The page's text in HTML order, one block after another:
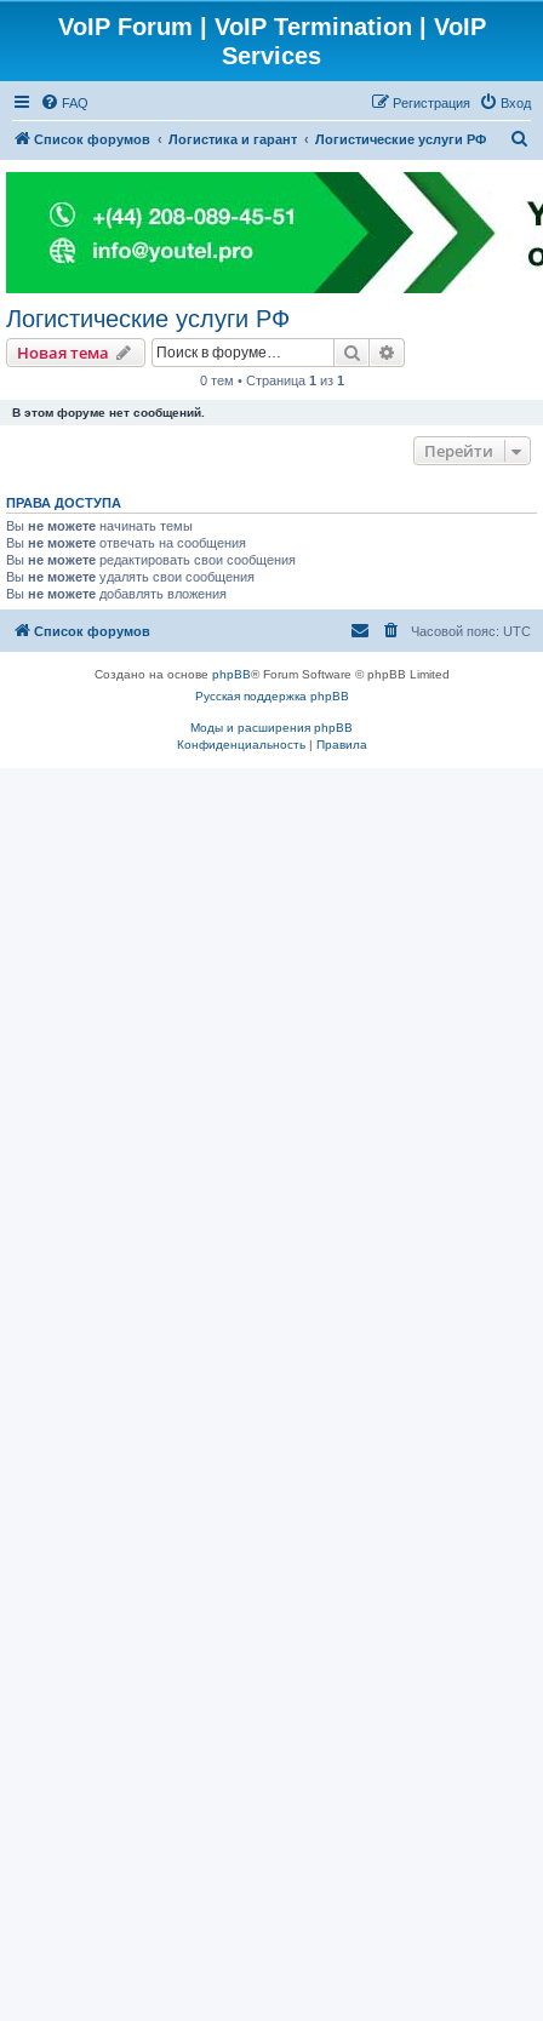
VoIP Forum | VoIP Termination | VoIP
Services
FAQ Вход
Регистрация
Список форумов Логистика и гарант Логистические услуги РФ
с
к
Логистические услуги РФ
Новая тема Поиск
0 тем • Страница 1 из 1
В этом форуме нет сообщений.
Перейти
ПРАВА ДОСТУПА
Вы не можете начинать темы
Вы не можете отвечать на сообщения
Вы не можете редактировать свои сообщения
Вы не можете удалять свои сообщения
Вы не можете добавлять вложения
Список форумов Часовой пояс: UTC
Создано на основе phpBB® Forum Software © phpBB Limited
Русская поддержка phpBB
Моды и расширения phpBB
Конфиденциальность| Правила